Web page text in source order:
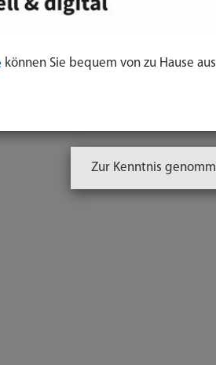
können Sie bequem von zu Hause
Zur Kenntnis